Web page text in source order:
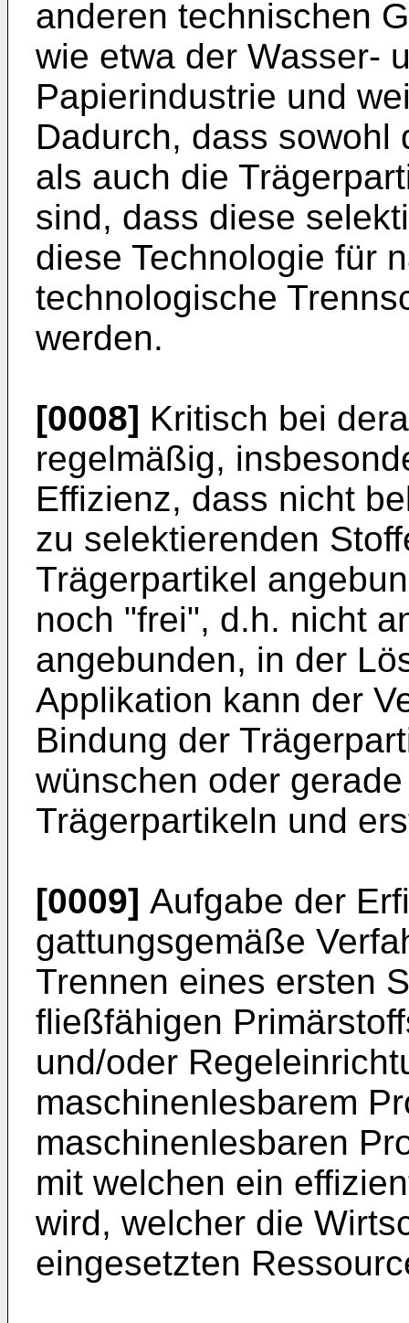
anderen technischen
wie etwa der Wasser-
Papierindustrie und
Dadurch, dass sowohl
als auch die
sind, dass diese
diese Technologie für
technologische
werden.
[0008] Kritisch bei
regelmäßig,
Effizienz, dass nicht
zu selektierenden
Trägerpartikel
noch "frei", d.h. nicht
angebunden, in der
Applikation kann der
Bindung der
wünschen oder
Trägerpartikeln und
[0009] Aufgabe der
gattungsgemäße
Trennen eines ersten
fließfähigen
und/oder
maschinenlesbarem
maschinenlesbaren
mit welchen ein
wird, welcher die
eingesetzten